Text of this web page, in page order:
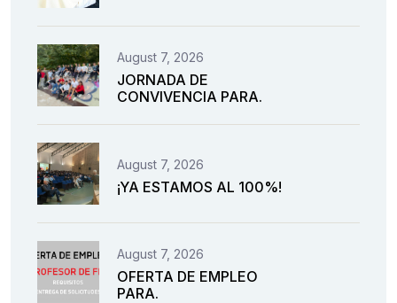
August 7, 2026
JORNADA DE
CONVIVENCIA PARA.
August 7, 2026
¡YA ESTAMOS AL 100%!
August 7, 2026
OFERTA DE EMPLEO
PARA.